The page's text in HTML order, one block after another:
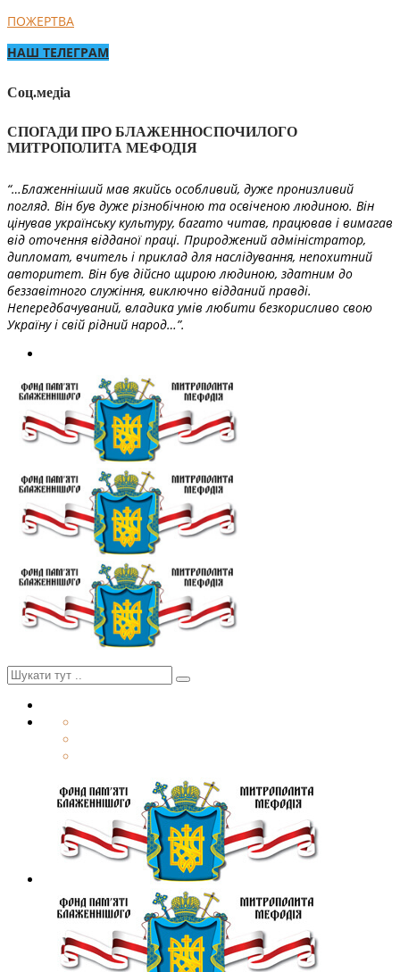
ПОЖЕРТВА
НАШ ТЕЛЕГРАМ
Соц.медіа
СПОГАДИ ПРО БЛАЖЕННОСПОЧИЛОГО
МИТРОПОЛИТА МЕФОДІЯ
“…Блаженніший мав якийсь особливий, дуже пронизливий
погляд. Він був дуже різнобічною та освіченою людиною. Він
цінував українську культуру, багато читав, працював і вимагав
від оточення відданої праці. Природжений адміністратор,
дипломат, вчитель і приклад для наслідування, непохитний
авторитет. Він був дійсно щирою людиною, здатним до
беззавітного служіння, виключно відданий правді.
Непередбачуваний, владика умів любити безкорисливо свою
Україну і свій рідний народ…”.